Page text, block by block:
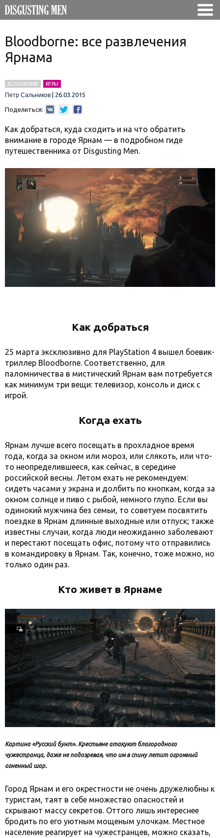
Bloodborne: все развлечения
Ярнама
BLOODBORNE
ИГРЫ
Петр Сальников
26.03.2015
Поделиться:
Как добраться, куда сходить и на что обратить
внимание в городе Ярнам — в подробном гиде
путешественника от Disgusting Men.
Как добраться
25 марта эксклюзивно для PlayStation 4 вышел боевик-
триллер Bloodborne. Соответственно, для
паломничества в мистический Ярнам вам потребуется
как минимум три вещи: телевизор, консоль и диск с
игрой.
Когда ехать
Ярнам лучше всего посещать в прохладное время
года, когда за окном или мороз, или слякоть, или что-
то неопределившееся, как сейчас, в середине
российской весны. Летом ехать не рекомендуем:
сидеть часами у экрана и долбить по кнопкам, когда за
окном солнце и пиво с рыбой, немного глупо. Если вы
одинокий мужчина без семьи, то советуем посвятить
поездке в Ярнам длинные выходные или отпуск; также
известны случаи, когда люди неожиданно заболевают
и перестают посещать офис, потому что отправились
в командировку в Ярнам. Так, конечно, тоже можно, но
только один раз.
Кто живет в Ярнаме
Картина «Русский бунт». Крестьяне атакуют благородного
чужестранца, даже не подозревая, что им в спину летит огромный
огненный шар.
Город Ярнам и его окрестности не очень дружелюбны к
туристам, таят в себе множество опасностей и
скрывают массу секретов. Оттого лишь интереснее
бродить по его уютным мощеным улочкам. Местное
население реагирует на чужестранцев, можно сказать,